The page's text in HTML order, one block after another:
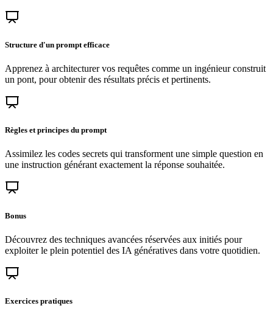
Structure d'un prompt efficace
Apprenez à architecturer vos requêtes comme un ingénieur construit
un pont, pour obtenir des résultats précis et pertinents.
Règles et principes du prompt
Assimilez les codes secrets qui transforment une simple question en
une instruction générant exactement la réponse souhaitée.
Bonus
Découvrez des techniques avancées réservées aux initiés pour
exploiter le plein potentiel des IA génératives dans votre quotidien.
Exercices pratiques